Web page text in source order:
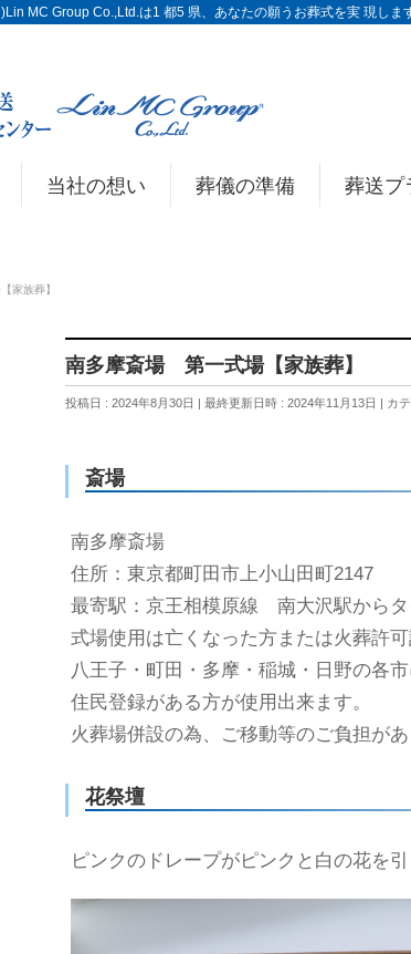
MC Group Co.,Ltd.は1 都5 県、あなたの願うお葬式を実 現しま
当社の想い 葬儀の準備 葬送プ
家族葬】
南多摩斎場 第一式場【家族葬】
投稿日 : 2024年8月30日 最終更新日時 : 2024年11月13日 カ
斎場
南多摩斎場
住所：東京都町田市上小山田町2147
最寄駅：京王相模原線 南大沢駅からタ
式場使用は亡くなった方または火葬許
八王子・町田・多摩・稲城・日野の各
住民登録がある方が使用出来ます。
火葬場併設の為、ご移動等のご負担があ
花祭壇
ピンクのドレープがピンクと白の花を